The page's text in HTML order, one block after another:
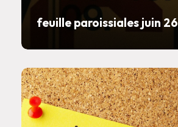
feuille paroissiales juin 26